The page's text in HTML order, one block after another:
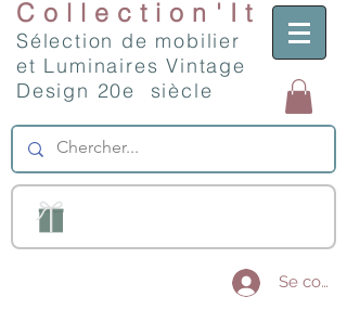
Collection'It
Sélection de mobilier
et Luminaires Vintage
Design 20e siècle
Se